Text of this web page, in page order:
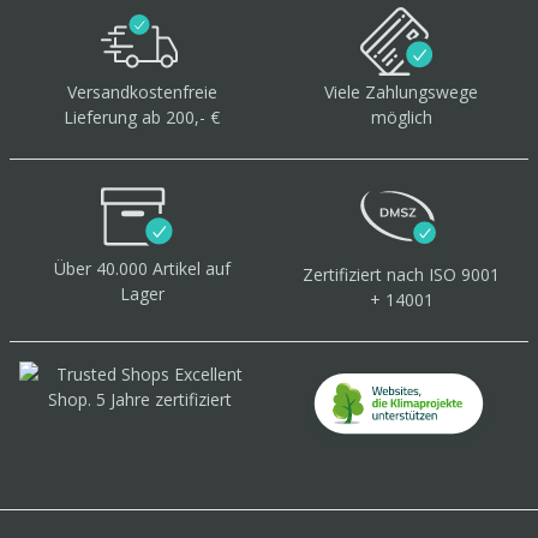
Versandkostenfreie
Lieferung ab 200,- €
Viele Zahlungswege
möglich
Über 40.000 Artikel auf
Lager
Zertifiziert nach ISO 9001
+ 14001